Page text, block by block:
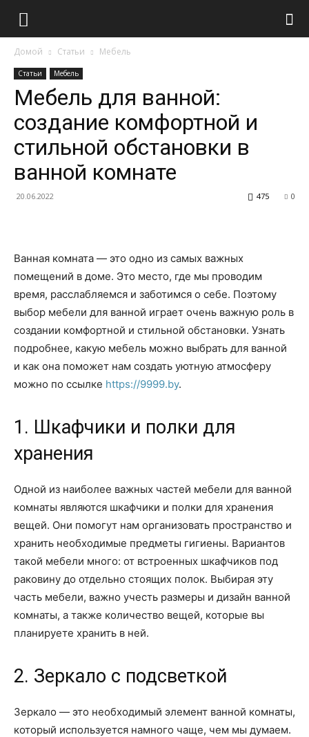
Домой Статьи Мебель
Статьи Мебель
Мебель для ванной:
создание комфортной и
стильной обстановки в
ванной комнате
20.06.2022 0
475
Ванная комната — это одно из самых важных
помещений в доме. Это место, где мы проводим
время, расслабляемся и заботимся о себе. Поэтому
выбор мебели для ванной играет очень важную роль в
создании комфортной и стильной обстановки. Узнать
подробнее, какую мебель можно выбрать для ванной
и как она поможет нам создать уютную атмосферу
можно по ссылке https://9999.by.
1. Шкафчики и полки для
хранения
Одной из наиболее важных частей мебели для ванной
комнаты являются шкафчики и полки для хранения
вещей. Они помогут нам организовать пространство и
хранить необходимые предметы гигиены. Вариантов
такой мебели много: от встроенных шкафчиков под
раковину до отдельно стоящих полок. Выбирая эту
часть мебели, важно учесть размеры и дизайн ванной
комнаты, а также количество вещей, которые вы
планируете хранить в ней.
2. Зеркало с подсветкой
Зеркало — это необходимый элемент ванной комнаты,
который используется намного чаще, чем мы думаем.